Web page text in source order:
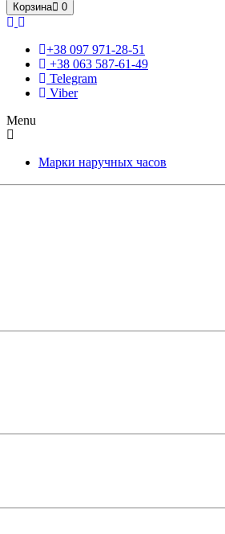
Корзина 0
+38 097 971-28-51
+38 063 587-61-49
Telegram
Viber
Menu
Марки наручных часов